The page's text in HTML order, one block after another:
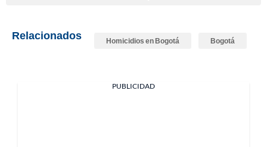
Relacionados Homicidios en Bogotá Bogotá
PUBLICIDAD